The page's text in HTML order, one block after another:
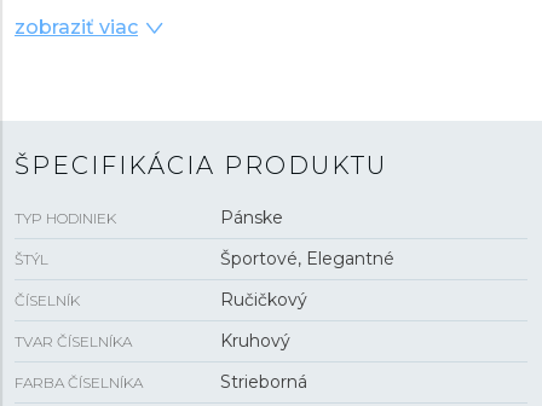
, ktorý po nasvietení uľahčuje čitateľnosť za
zhoršených svetelných podmienok. Chod hodiniek
pri sprchovaní.
zobraziť viac
ŠPECIFIKÁCIA PRODUKTU
TYP HODINIEK Pánske
ŠTÝL Športové, Elegantné
ČÍSELNÍK Ručičkový
TVAR ČÍSELNÍKA Kruhový
FARBA ČÍSELNÍKA Strieborná